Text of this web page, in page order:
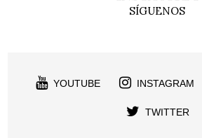
SÍGUENOS
YOUTUBE INSTAGRAM
TWITTER